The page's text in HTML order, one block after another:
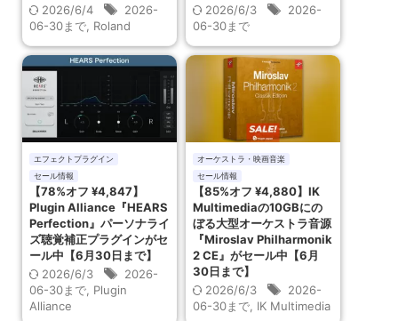
2026/6/4
2026-
06-30まで Roland
2026/6/3
2026-
06-30まで
エフェクトプラグイン
セール情報
【78%オフ ¥4,847】
Plugin Alliance『HEARS
Perfection』パーソナライ
ズ聴覚補正プラグインがセ
ール中【6月30日まで】
2026/6/3
2026-
06-30まで Plugin
Alliance
オーケストラ・映画音楽
セール情報
【85%オフ ¥4,880】IK
Multimediaの10GBにの
ぼる大型オーケストラ音源
『Miroslav Philharmonik
2 CE』がセール中【6月
30日まで】
2026/6/3
2026-
06-30まで IK Multimedia